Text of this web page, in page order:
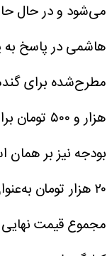
می‌شود و در حال
هزار و
بودجه نیز بر همان
۲۰ هزار تومان